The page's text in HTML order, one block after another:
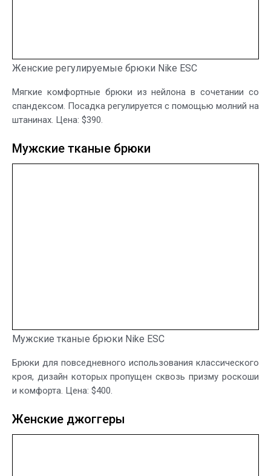
Женские регулируемые брюки Nike ESC
Мягкие комфортные брюки из нейлона в сочетании со
спандексом. Посадка регулируется с помощью молний на
штанинах. Цена: $390.
Мужские тканые брюки
Мужские тканые брюки Nike ESC
Брюки для повседневного использования классического
кроя, дизайн которых пропущен сквозь призму роскоши
и комфорта. Цена: $400.
Женские джоггеры